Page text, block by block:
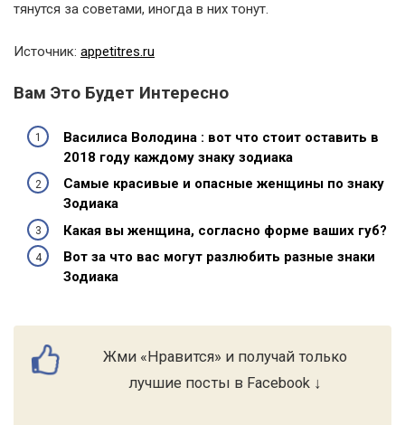
тянутся за советами, иногда в них тонут.
Источник: appetitres.ru
Вам Это Будет Интересно
Василиса Володина : вот что стоит оставить в
2018 году каждому знаку зодиака
Самые красивые и опасные женщины по знаку
Зодиака
Какая вы женщина, согласно форме ваших губ?
Вот за что вас могут разлюбить разные знаки
Зодиака
Жми «Нравится» и получай только
лучшие посты в Facebook ↓